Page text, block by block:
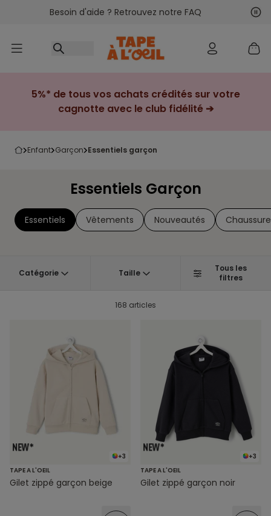
Accéder au contenu
Besoin d'aide ? Retrouvez notre FAQ
5%* de tous vos achats crédités sur votre
cagnotte avec le club fidélité ➔
enfant garçon essentiels garçon
Essentiels Garçon
Essentiels Vêtements Nouveautés
Catégorie Taille
Tous les
filtres
168 articles
+3
TAPE A L'OEIL
Gilet zippé garçon beige
+3
TAPE A L'OEIL
Gilet zippé garçon noir